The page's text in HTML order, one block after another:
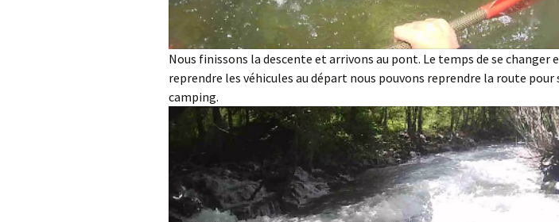
Nous finissons la descente et arrivons au pont. Le temps de se changer
reprendre les véhicules au départ nous pouvons reprendre la route pour
camping.